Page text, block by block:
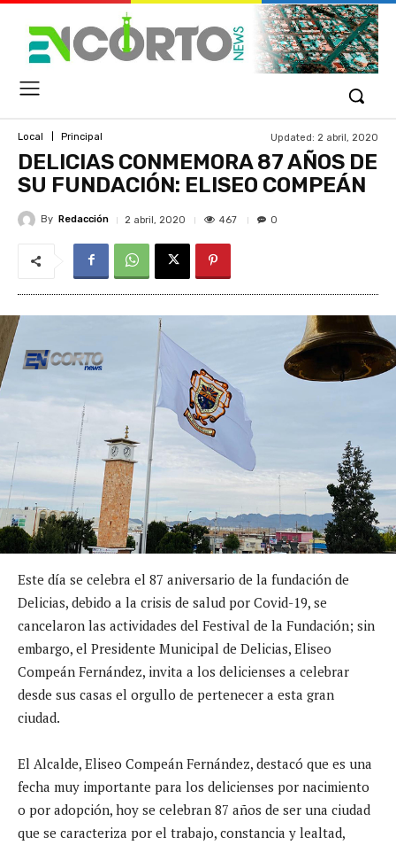
Local Principal Updated: 2 abril, 2020
DELICIAS CONMEMORA 87 AÑOS DE
SU FUNDACIÓN: ELISEO COMPEÁN
By Redacción 2 abril, 2020 467 0
Este día se celebra el 87 aniversario de la fundación de
Delicias, debido a la crisis de salud por Covid-19, se
cancelaron las actividades del Festival de la Fundación; sin
embargo, el Presidente Municipal de Delicias, Eliseo
Compeán Fernández, invita a los delicienses a celebrar
desde sus casas el orgullo de pertenecer a esta gran
ciudad.
El Alcalde, Eliseo Compeán Fernández, destacó que es una
fecha muy importante para los delicienses por nacimiento
o por adopción, hoy se celebran 87 años de ser una ciudad
que se caracteriza por el trabajo, constancia y lealtad,